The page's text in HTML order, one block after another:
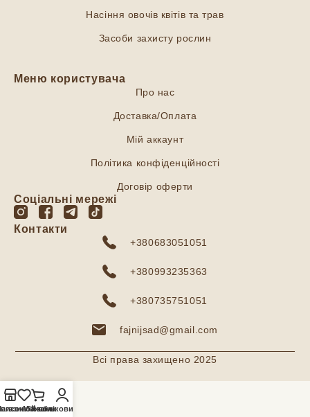
Насіння овочів квітів та трав
Засоби захисту рослин
Меню користувача
Про нас
Доставка/Оплата
Мій аккаунт
Політика конфіденційності
Договір оферти
Соціальні мережі
Контакти
+380683051051
+380993235363
+380735751051
fajnijsad@gmail.com
Всі права захищено 2025
бажань
Кошик
Мій обліковий запис